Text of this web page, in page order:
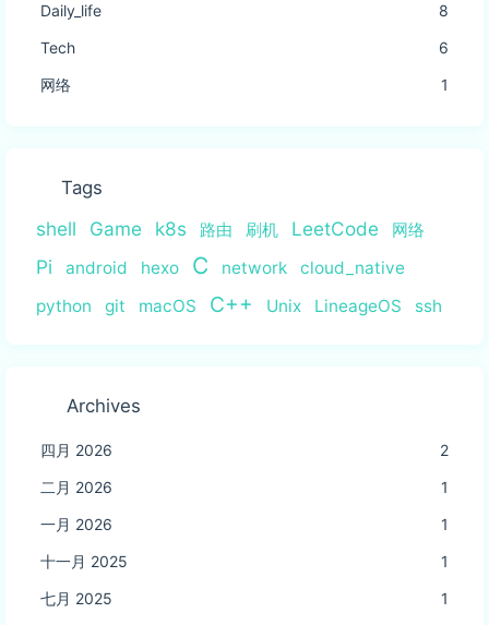
Daily_life
8
Tech
6
网络
1
Tags
shell Game k8s 路由 刷机 LeetCode 网络
Pi android hexo C network
cloud_native
python
git macOS C++ Unix LineageOS ssh
Archives
四月 2026
2
二月 2026
1
一月 2026
1
十一月 2025
1
七月 2025
1